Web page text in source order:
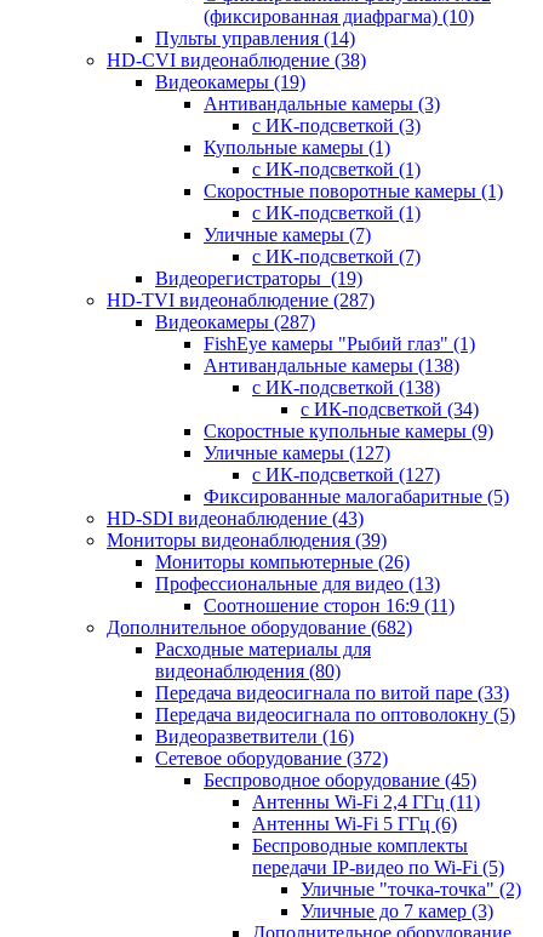
(фиксированная диафрагма) (10)
Пульты управления (14)
HD-CVI видеонаблюдение (38)
Видеокамеры (19)
Антивандальные камеры (3)
с ИК-подсветкой (3)
Купольные камеры (1)
с ИК-подсветкой (1)
Скоростные поворотные камеры (1)
с ИК-подсветкой (1)
Уличные камеры (7)
с ИК-подсветкой (7)
Видеорегистраторы (19)
HD-TVI видеонаблюдение (287)
Видеокамеры (287)
FishEye камеры "Рыбий глаз" (1)
Антивандальные камеры (138)
с ИК-подсветкой (138)
с ИК-подсветкой (34)
Скоростные купольные камеры (9)
Уличные камеры (127)
с ИК-подсветкой (127)
Фиксированные малогабаритные (5)
HD-SDI видеонаблюдение (43)
Мониторы видеонаблюдения (39)
Мониторы компьютерные (26)
Профессиональные для видео (13)
Соотношение сторон 16:9 (11)
Дополнительное оборудование (682)
Расходные материалы для
видеонаблюдения (80)
Передача видеосигнала по витой паре (33)
Передача видеосигнала по оптоволокну (5)
Видеоразветвители (16)
Сетевое оборудование (372)
Беспроводное оборудование (45)
Антенны Wi-Fi 2,4 ГГц (11)
Антенны Wi-Fi 5 ГГц (6)
Беспроводные комплекты
передачи IP-видео по Wi-Fi (5)
Уличные "точка-точка" (2)
Уличные до 7 камер (3)
Дополнительное оборудование